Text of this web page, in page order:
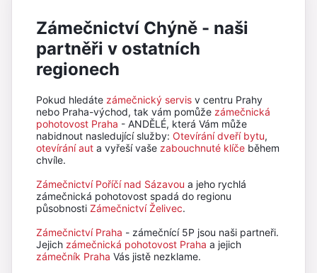
Zámečnictví Chýně - naši
partněři v ostatních
regionech
Pokud hledáte zámečnický servis v centru Prahy
nebo Praha-východ, tak vám pomůže zámečnická
pohotovost Praha - ANDĚLÉ, která Vám může
nabidnout nasledující služby: Otevírání dveří bytu,
otevírání aut a vyřeší vaše zabouchnuté klíče během
chvíle.
Zámečnictví Poříčí nad Sázavou a jeho rychlá
zámečnická pohotovost spadá do regionu
působnosti Zámečnictví Želivec.
Zámečnictví Praha - zámečnící 5P jsou naši partneři.
Jejich zámečnická pohotovost Praha a jejich
zámečník Praha Vás jistě nezklame.